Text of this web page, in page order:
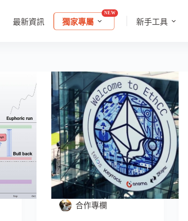
最新資訊 獨家專屬 新手工具
合作專欄